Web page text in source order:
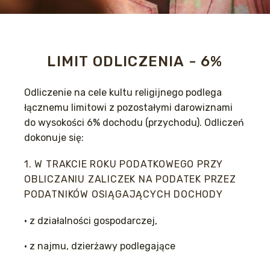
LIMIT ODLICZENIA - 6%
Odliczenie na cele kultu religijnego podlega
łącznemu limitowi z pozostałymi darowiznami
do wysokości 6% dochodu (przychodu). Odliczeń
dokonuje się:
1. W TRAKCIE ROKU PODATKOWEGO PRZY
OBLICZANIU ZALICZEK NA PODATEK PRZEZ
PODATNIKÓW OSIĄGAJĄCYCH DOCHODY
• z działalności gospodarczej,
• z najmu, dzierżawy podlegające